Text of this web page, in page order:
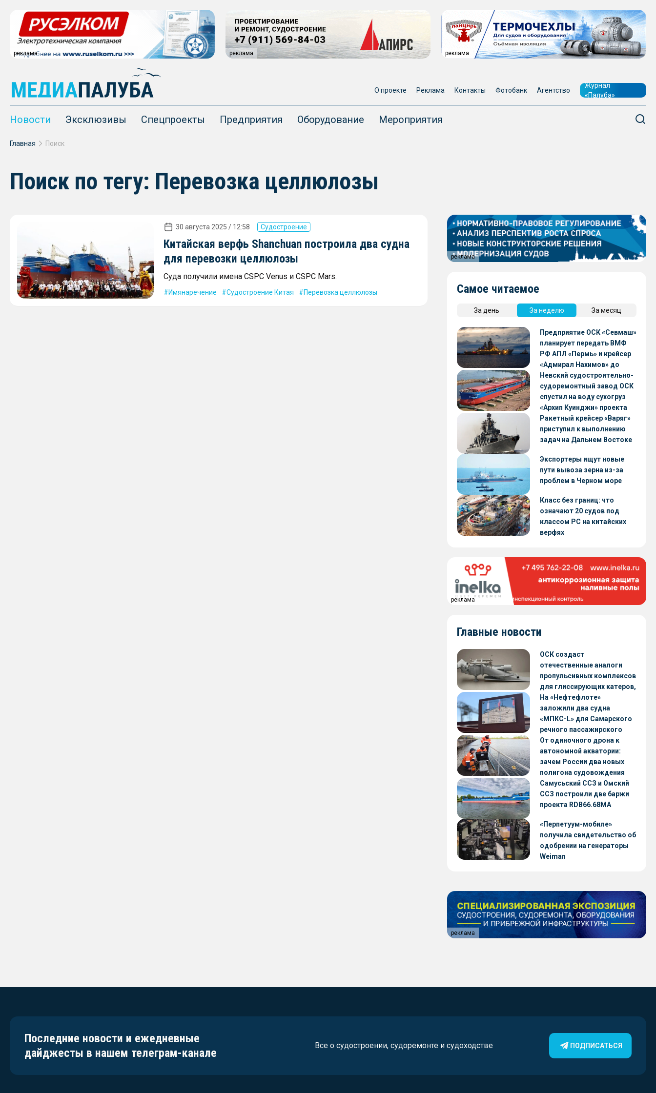
реклама реклама реклама
О проекте Реклама Контакты Фотобанк Агентство
Журнал
«Палуба»
Новости Эксклюзивы Спецпроекты Предприятия Оборудование Мероприятия
Главная Поиск
Поиск по тегу: Перевозка целлюлозы
30 августа 2025 / 12:58 Судостроение
Китайская верфь Shanchuan построила два судна
для перевозки целлюлозы
Суда получили имена CSPC Venus и CSPC Mars.
Имянаречение Судостроение Китая Перевозка целлюлозы
реклама
Самое читаемое
За день За неделю За месяц
Предприятие ОСК «Севмаш»
планирует передать ВМФ
РФ АПЛ «Пермь» и крейсер
«Адмирал Нахимов» до
конца 2026 года
Невский судостроительно-
судоремонтный завод ОСК
спустил на воду сухогруз
«Архип Куинджи» проекта
RSD59
Ракетный крейсер «Варяг»
приступил к выполнению
задач на Дальнем Востоке
Экспортеры ищут новые
пути вывоза зерна из-за
проблем в Черном море
Класс без границ: что
означают 20 судов под
классом РС на китайских
верфях
реклама
Главные новости
ОСК создаст
отечественные аналоги
пропульсивных комплексов
для глиссирующих катеров,
скоростных судов и судов с
малой осадкой
На «Нефтефлоте»
заложили два судна
«МПКС-L» для Самарского
речного пассажирского
предприятия
От одиночного дрона к
автономной акватории:
зачем России два новых
полигона судовождения
Самусьский ССЗ и Омский
ССЗ построили две баржи
проекта RDB66.68МА
«Перпетуум-мобиле»
получила свидетельство об
одобрении на генераторы
Weiman
реклама
Последние новости и ежедневные
дайджесты в нашем телеграм-канале
Все о судостроении, судоремонте и судоходстве ПОДПИСАТЬСЯ